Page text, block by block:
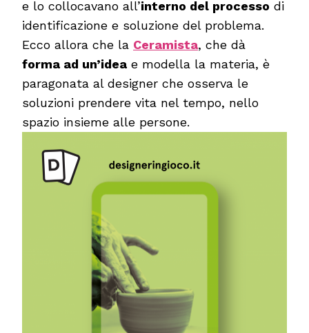
e lo collocavano all’interno del processo di
identificazione e soluzione del problema.
Ecco allora che la Ceramista, che dà
forma ad un’idea e modella la materia, è
paragonata al designer che osserva le
soluzioni prendere vita nel tempo, nello
spazio insieme alle persone.